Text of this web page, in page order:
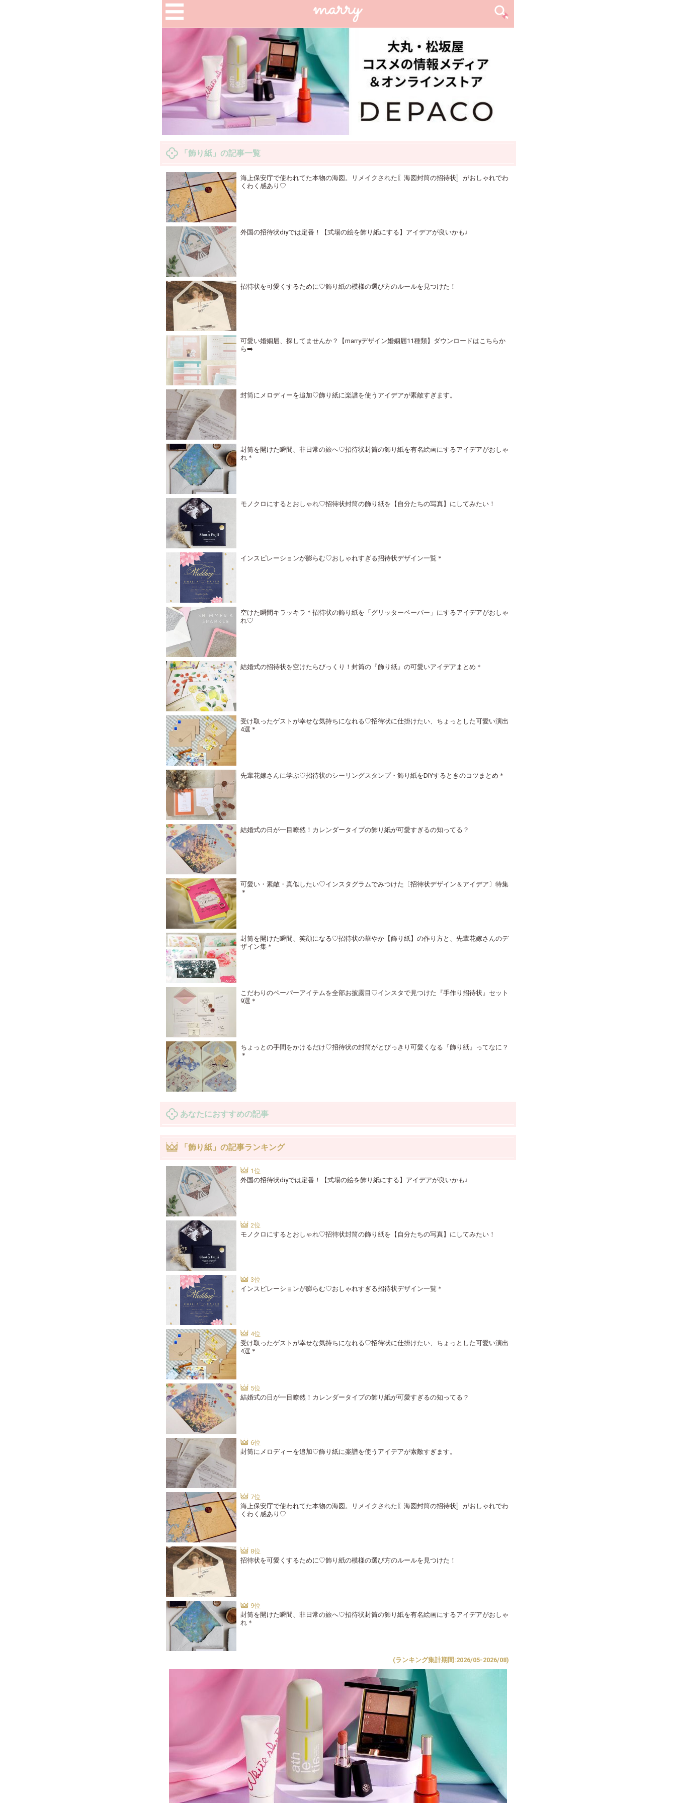
「飾り紙」の記事一覧
海上保安庁で使われてた本物の海図。リメイクされた〖海図封筒の招待状〛がおしゃれでわ
くわく感あり♡
外国の招待状diyでは定番！【式場の絵を飾り紙にする】アイデアが良いかも♩
招待状を可愛くするために♡飾り紙の模様の選び方のルールを見つけた！
可愛い婚姻届、探してませんか？【marryデザイン婚姻届11種類】ダウンロードはこちらか
ら➡️
封筒にメロディーを追加♡飾り紙に楽譜を使うアイデアが素敵すぎます。
封筒を開けた瞬間、非日常の旅へ♡招待状封筒の飾り紙を有名絵画にするアイデアがおしゃ
れ＊
モノクロにするとおしゃれ♡招待状封筒の飾り紙を【自分たちの写真】にしてみたい！
インスピレーションが膨らむ♡おしゃれすぎる招待状デザイン一覧＊
空けた瞬間キラッキラ＊招待状の飾り紙を「グリッターペーパー」にするアイデアがおしゃ
れ♡
結婚式の招待状を空けたらびっくり！封筒の『飾り紙』の可愛いアイデアまとめ＊
受け取ったゲストが幸せな気持ちになれる♡招待状に仕掛けたい、ちょっとした可愛い演出
4選＊
先輩花嫁さんに学ぶ♡招待状のシーリングスタンプ・飾り紙をDIYするときのコツまとめ＊
結婚式の日が一目瞭然！カレンダータイプの飾り紙が可愛すぎるの知ってる？
可愛い・素敵・真似したい♡インスタグラムでみつけた〔招待状デザイン＆アイデア〕特集
＊
封筒を開けた瞬間、笑顔になる♡招待状の華やか【飾り紙】の作り方と、先輩花嫁さんのデ
ザイン集＊
こだわりのペーパーアイテムを全部お披露目♡インスタで見つけた『手作り招待状』セット
9選＊
ちょっとの手間をかけるだけ♡招待状の封筒がとびっきり可愛くなる『飾り紙』ってなに？
＊
あなたにおすすめの記事
「飾り紙」の記事ランキング
外国の招待状diyでは定番！【式場の絵を飾り紙にする】アイデアが良いかも♩
モノクロにするとおしゃれ♡招待状封筒の飾り紙を【自分たちの写真】にしてみたい！
インスピレーションが膨らむ♡おしゃれすぎる招待状デザイン一覧＊
受け取ったゲストが幸せな気持ちになれる♡招待状に仕掛けたい、ちょっとした可愛い演出
4選＊
結婚式の日が一目瞭然！カレンダータイプの飾り紙が可愛すぎるの知ってる？
封筒にメロディーを追加♡飾り紙に楽譜を使うアイデアが素敵すぎます。
海上保安庁で使われてた本物の海図。リメイクされた〖海図封筒の招待状〛がおしゃれでわ
くわく感あり♡
招待状を可愛くするために♡飾り紙の模様の選び方のルールを見つけた！
封筒を開けた瞬間、非日常の旅へ♡招待状封筒の飾り紙を有名絵画にするアイデアがおしゃ
れ＊
(ランキング集計期間:2026/05-2026/08)